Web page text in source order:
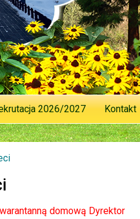
2026/2027 Kontakt
domową Dyrektor